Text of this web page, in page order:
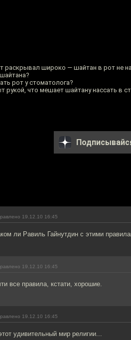
раскрывал широко — шайтан в рот не
рот у стоматолога?
рукой, что мешает шайтану нассать в
19.12.10 16:45
ли Равиль Гайнутдин с этими
19.12.10 16:45
все правила, кстати, хорошие.
19.12.10 16:45
удивительный мир религии...